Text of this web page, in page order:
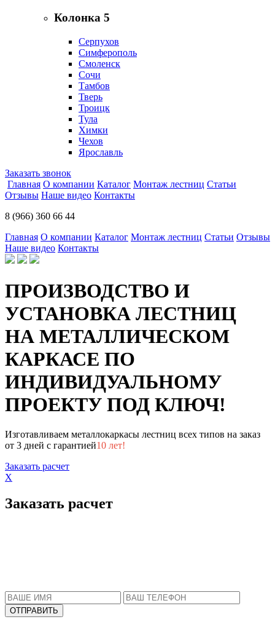
Колонка 5
Серпухов
Симферополь
Смоленск
Сочи
Тамбов
Тверь
Троицк
Тула
Химки
Чехов
Ярославль
Заказать звонок
Главная О компании Каталог Монтаж лестниц Статьи
Отзывы Наше видео Контакты
8 (966) 360 66 44
Главная О компании Каталог Монтаж лестниц Статьи Отзывы
Наше видео Контакты
ПРОИЗВОДСТВО И
УСТАНОВКА ЛЕСТНИЦ
НА МЕТАЛЛИЧЕСКОМ
КАРКАСЕ ПО
ИНДИВИДУАЛЬНОМУ
ПРОЕКТУ ПОД КЛЮЧ!
Изготавливаем металлокаркасы лестниц всех типов на заказ
от 3 дней с гарантией10 лет!
Заказать расчет
X
Заказать расчет